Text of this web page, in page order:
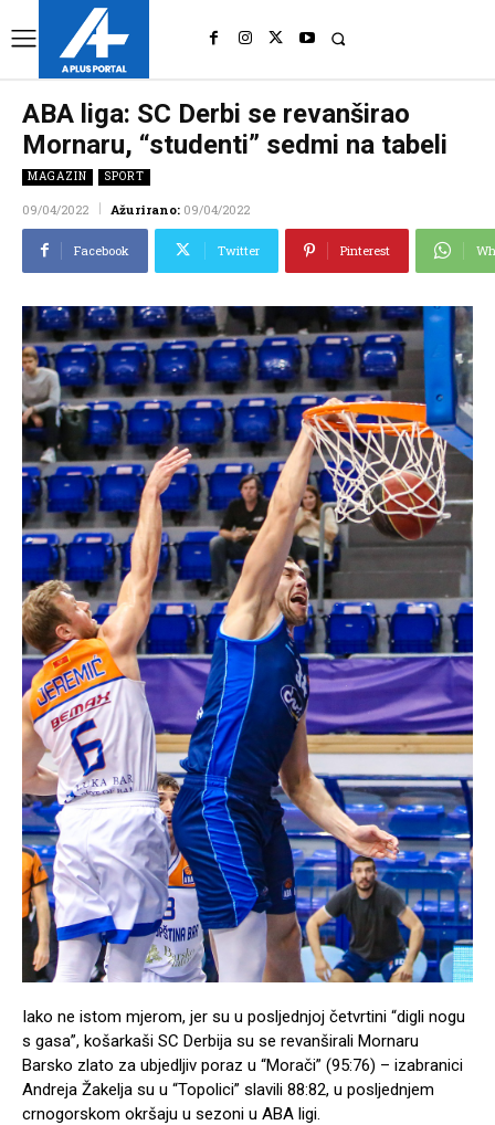
ABA liga: SC Derbi se revanširao
Mornaru, “studenti” sedmi na tabeli
MAGAZIN SPORT
09/04/2022 Ažurirano: 09/04/2022
Facebook Twitter Pinterest
Iako ne istom mjerom, jer su u posljednjoj četvrtini “digli nogu
s gasa”, košarkaši SC Derbija su se revanširali Mornaru
Barsko zlato za ubjedljiv poraz u “Morači” (95:76) – izabranici
Andreja Žakelja su u “Topolici” slavili 88:82, u posljednjem
crnogorskom okršaju u sezoni u ABA ligi.